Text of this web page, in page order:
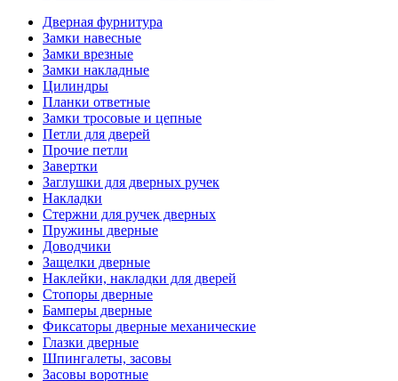
Дверная фурнитура
Замки навесные
Замки врезные
Замки накладные
Цилиндры
Планки ответные
Замки тросовые и цепные
Петли для дверей
Прочие петли
Завертки
Заглушки для дверных ручек
Накладки
Стержни для ручек дверных
Пружины дверные
Доводчики
Защелки дверные
Наклейки, накладки для дверей
Стопоры дверные
Бамперы дверные
Фиксаторы дверные механические
Глазки дверные
Шпингалеты, засовы
Засовы воротные